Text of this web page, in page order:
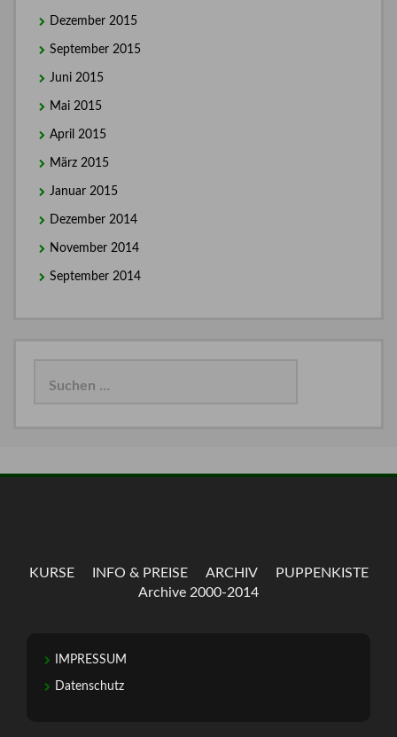
Dezember 2015
September 2015
Juni 2015
Mai 2015
April 2015
März 2015
Januar 2015
Dezember 2014
November 2014
September 2014
KURSE INFO & PREISE ARCHIV
PUPPENKISTE
Archive 2000-2014
IMPRESSUM
Datenschutz